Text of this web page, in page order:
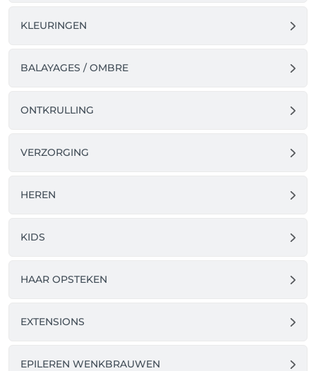
KLEURINGEN
BALAYAGES / OMBRE
ONTKRULLING
VERZORGING
HEREN
KIDS
HAAR OPSTEKEN
EXTENSIONS
EPILEREN WENKBRAUWEN